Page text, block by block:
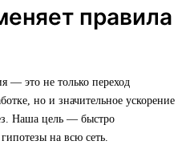
правила
— это не только переход
но и значительное ускорение
Наша цель — быстро
на всю сеть.